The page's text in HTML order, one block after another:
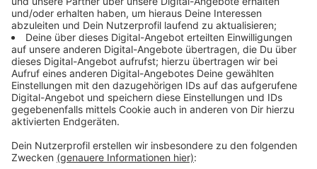
bleibt also abzuwarten, ob die beiden sich bald als
Paar outen oder eben nicht. An der Hitqualität ihrer
gemeinsamen Single ändert das Ganze nichts.
"Señorita" ist bereits jetzt einer der großen
Sommerhits.
Anzeige